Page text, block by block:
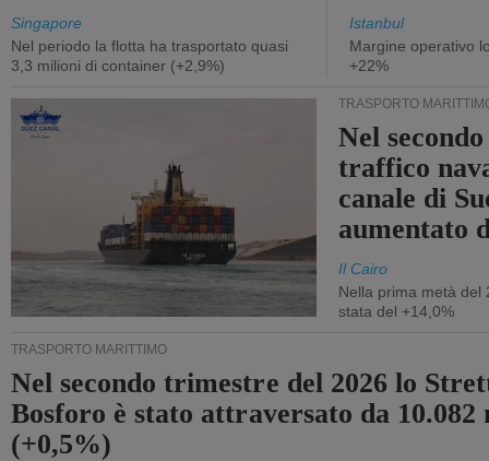
Singapore
Nel periodo la flotta ha trasportato quasi
3,3 milioni di container (+2,9%)
Istanbul
Margine operativo
+22%
TRASPORTO
Nel
traffico
canale di
aumentato
Il Cairo
Nella prima metà del
stata del +14,0%
TRASPORTO MARITTIMO
Nel secondo trimestre del 2026 lo
Bosforo è stato attraversato da 10.082
(+0,5%)